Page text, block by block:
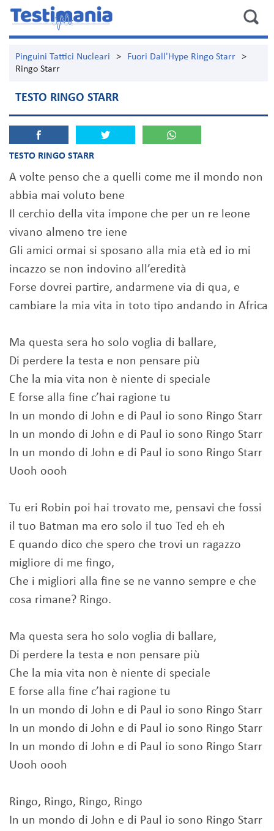
Pinguini Tattici Nucleari > Fuori Dall'Hype Ringo Starr
>
Ringo Starr
TESTO RINGO STARR
TESTO RINGO STARR
A volte penso che a quelli come me il mondo non
abbia mai voluto bene
Il cerchio della vita impone che per un re leone
vivano almeno tre iene
Gli amici ormai si sposano alla mia età ed io mi
incazzo se non indovino all’eredità
Forse dovrei partire, andarmene via di qua, e
cambiare la mia vita in toto tipo andando in Africa
Ma questa sera ho solo voglia di ballare,
Di perdere la testa e non pensare più
Che la mia vita non è niente di speciale
E forse alla fine c’hai ragione tu
In un mondo di John e di Paul io sono Ringo Starr
In un mondo di John e di Paul io sono Ringo Starr
In un mondo di John e di Paul io sono Ringo Starr
Uooh oooh
Tu eri Robin poi hai trovato me, pensavi che fossi
il tuo Batman ma ero solo il tuo Ted eh eh
E quando dico che spero che trovi un ragazzo
migliore di me fingo,
Che i migliori alla fine se ne vanno sempre e che
cosa rimane? Ringo.
Ma questa sera ho solo voglia di ballare,
Di perdere la testa e non pensare più
Che la mia vita non è niente di speciale
E forse alla fine c’hai ragione tu
In un mondo di John e di Paul io sono Ringo Starr
In un mondo di John e di Paul io sono Ringo Starr
In un mondo di John e di Paul io sono Ringo Starr
Uooh oooh
Ringo, Ringo, Ringo, Ringo
In un mondo di John e di Paul io sono Ringo Starr